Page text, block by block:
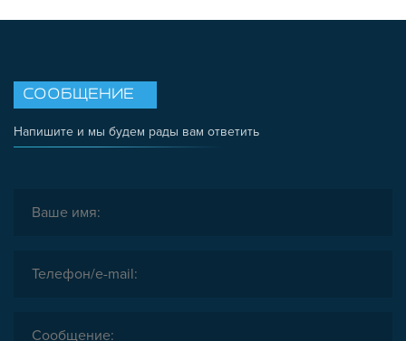
СООБЩЕНИЕ
Напишите и мы будем рады вам ответить